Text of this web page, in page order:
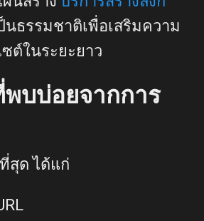
นธรรมชาติเพื่อเสริมความ
ต์ในระยะยาว
บบ่อยจากการ
สุด ได้แก่